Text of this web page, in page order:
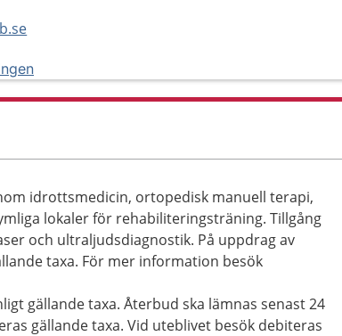
idrottsmedicin, ortopedisk manuell terapi,
lokaler för rehabiliteringsträning. Tillgång
och ultraljudsdiagnostik. På uppdrag av
taxa. För mer information besök
gällande taxa. Återbud ska lämnas senast 24
gällande taxa. Vid uteblivet besök debiteras